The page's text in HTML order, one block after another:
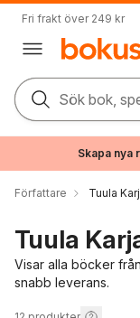
Fri frakt över 249 kr
Sök bok,
Skapa nya
Författare Tuula
Tuula
Visar alla böcker
snabb leverans.